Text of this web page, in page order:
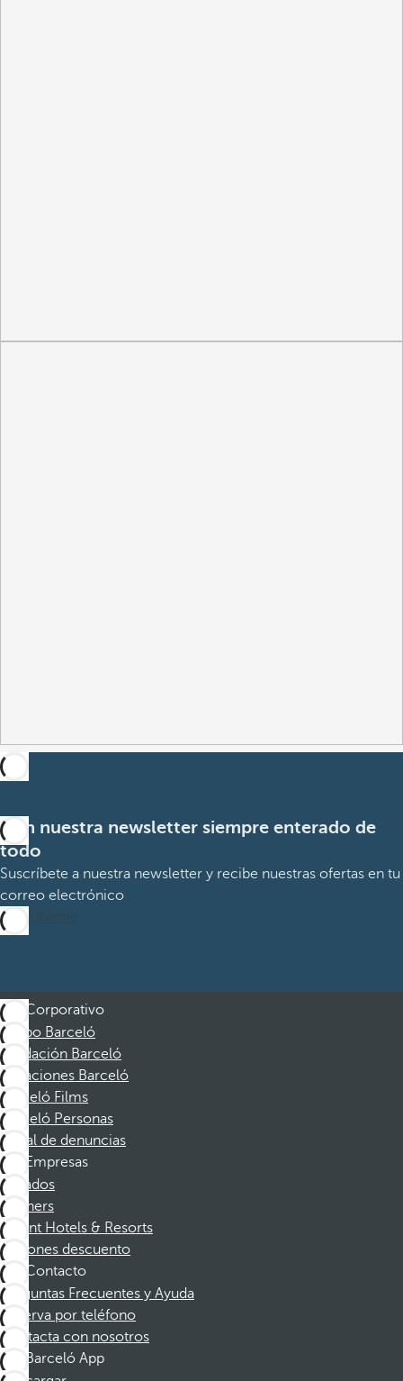
Con nuestra newsletter siempre enterado de
todo
Suscríbete a nuestra newsletter y recibe nuestras ofertas en tu
correo electrónico
Suscribirme
Corporativo
Grupo Barceló
Fundación Barceló
Vacaciones Barceló
Barceló Films
Barceló Personas
Canal de denuncias
Empresas
Afiliados
Partners
Dorint Hotels & Resorts
Cupones descuento
Contacto
Preguntas Frecuentes y Ayuda
Reserva por teléfono
Contacta con nosotros
Barceló App